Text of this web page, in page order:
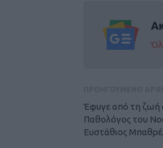
Έφυγε από τη ζωή
Παθολόγος του
Ευστάθιος